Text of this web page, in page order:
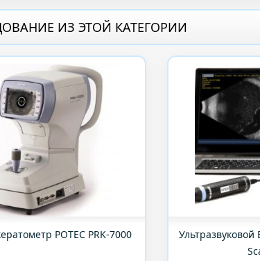
ИЗ ЭТОЙ КАТЕГОРИИ
POTEC PRK-7000
Ультразвуковой